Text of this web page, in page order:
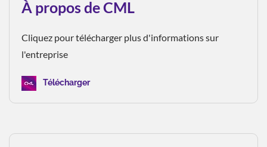
À propos de CML
Cliquez pour télécharger plus d'informations sur
l'entreprise
Télécharger